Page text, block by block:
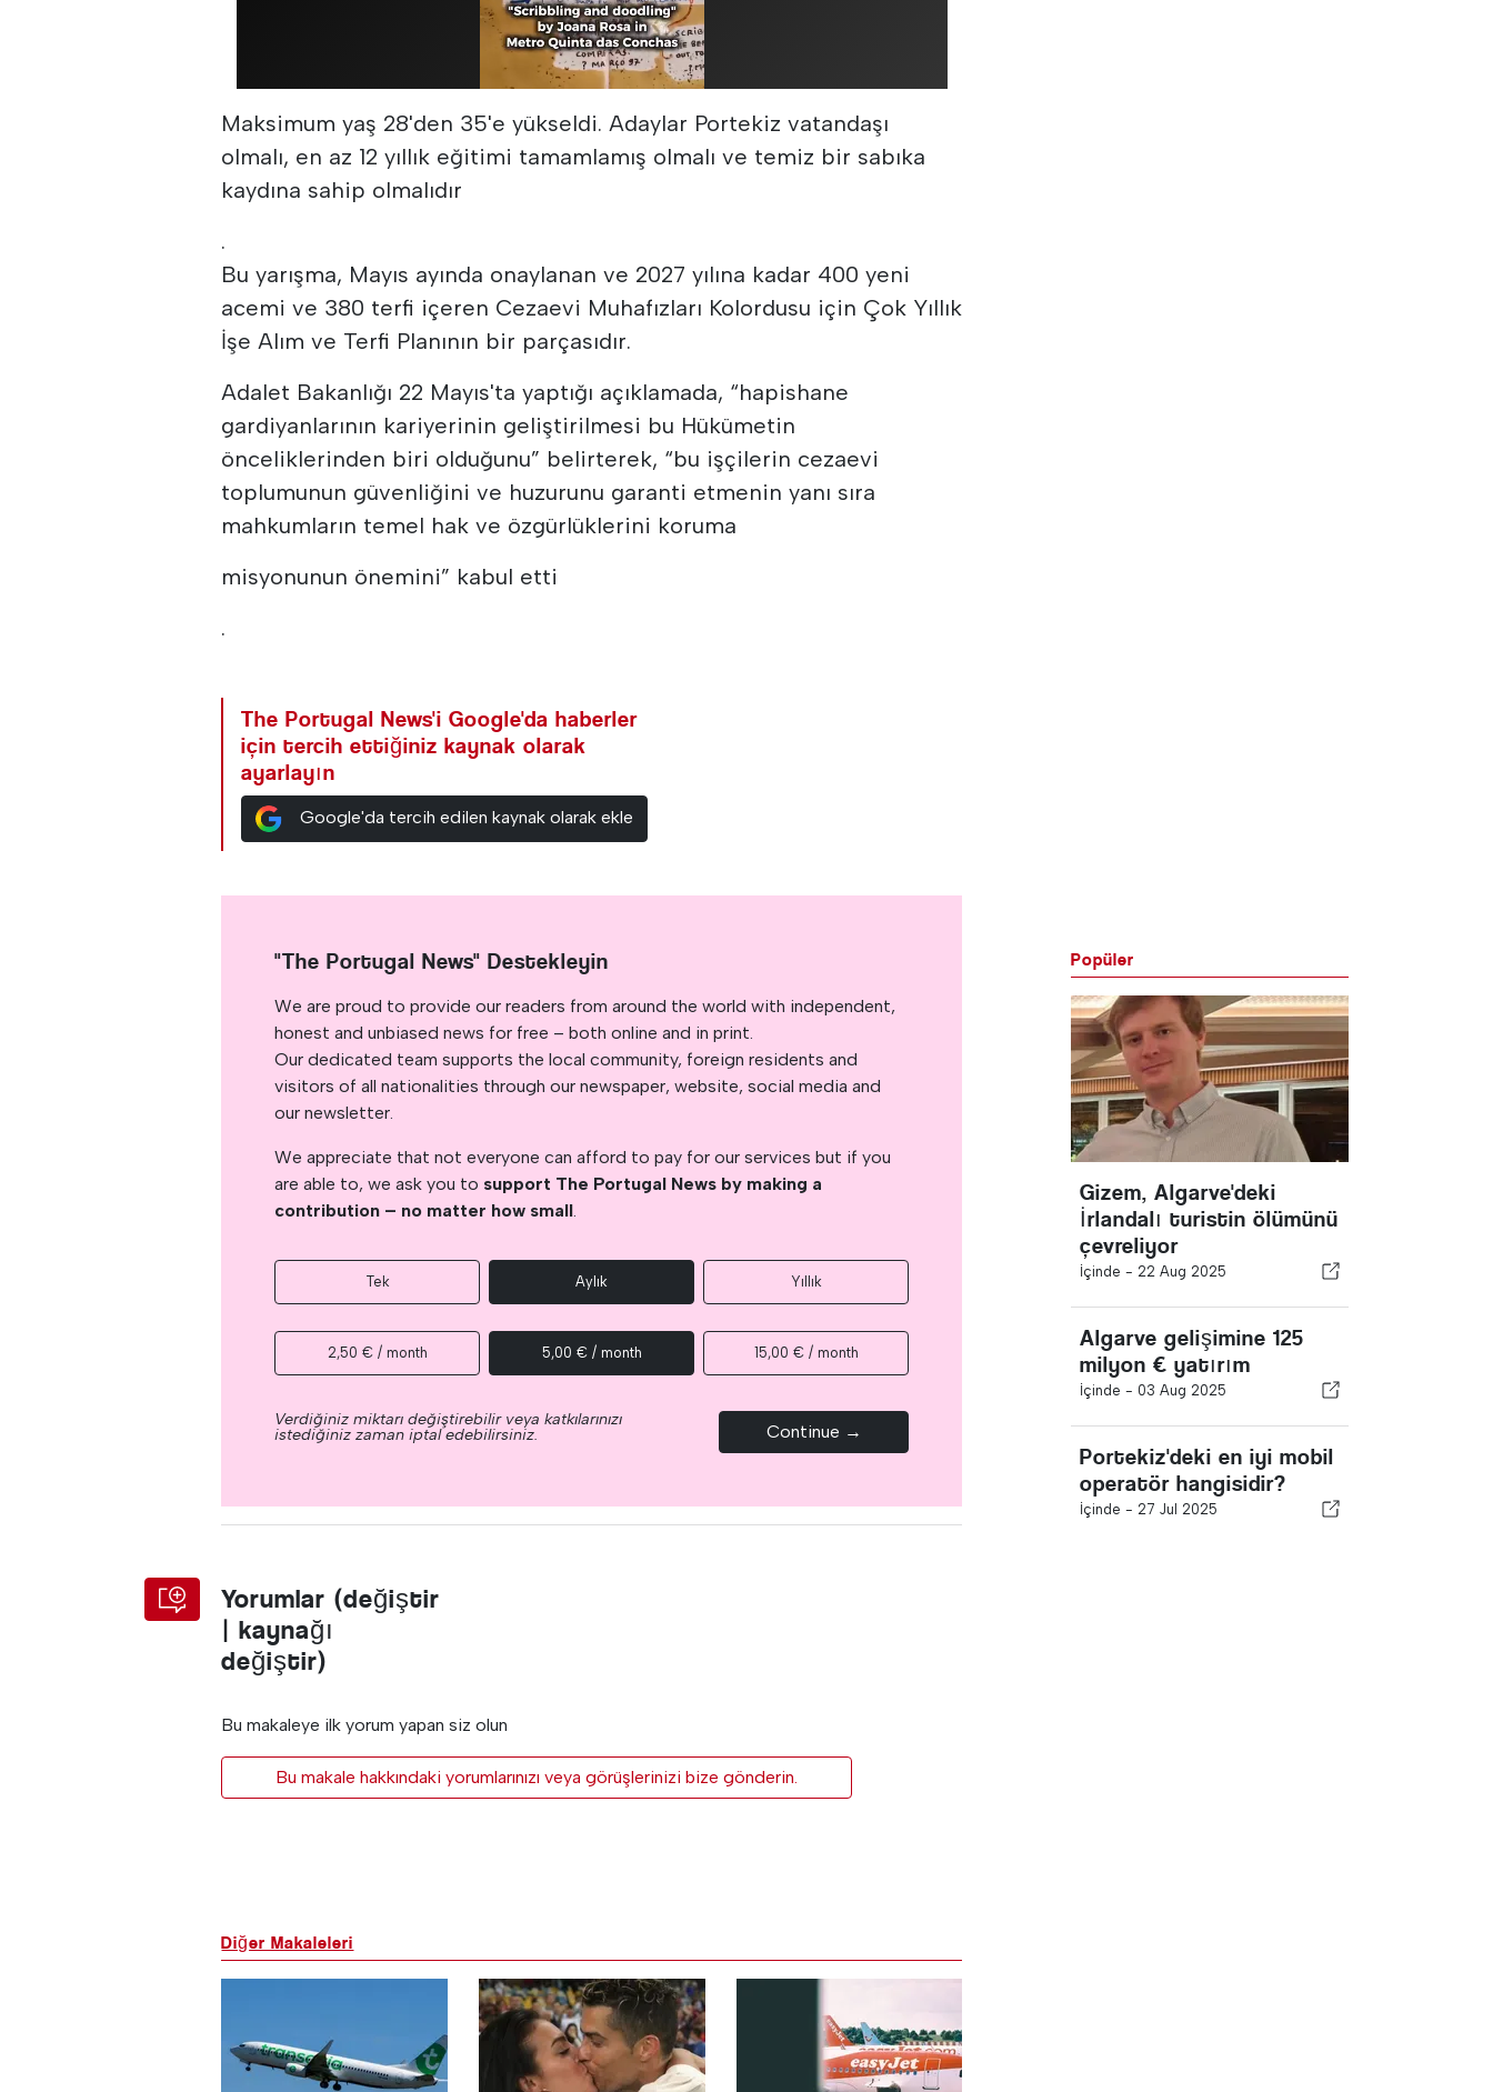
Maksimum yaş 28'den 35'e yükseldi. Adaylar Portekiz vatandaşı
olmalı, en az 12 yıllık eğitimi tamamlamış olmalı ve temiz bir sabıka
kaydına sahip olmalıdır
.
Bu yarışma, Mayıs ayında onaylanan ve 2027 yılına kadar 400 yeni
acemi ve 380 terfi içeren Cezaevi Muhafızları Kolordusu için Çok Yıllık
İşe Alım ve Terfi Planının bir parçasıdır.
Adalet Bakanlığı 22 Mayıs'ta yaptığı açıklamada, “hapishane
gardiyanlarının kariyerinin geliştirilmesi bu Hükümetin
önceliklerinden biri olduğunu” belirterek, “bu işçilerin cezaevi
toplumunun güvenliğini ve huzurunu garanti etmenin yanı sıra
mahkumların temel hak ve özgürlüklerini koruma
misyonunun önemini” kabul etti
.
The Portugal News'i Google'da haberler
için tercih ettiğiniz kaynak olarak
ayarlayın
Google'da tercih edilen kaynak olarak ekle
"The Portugal News" Destekleyin
We are proud to provide our readers from around the world with independent,
honest and unbiased news for free – both online and in print.
Our dedicated team supports the local community, foreign residents and
visitors of all nationalities through our newspaper, website, social media and
our newsletter.
We appreciate that not everyone can afford to pay for our services but if you
are able to, we ask you to support The Portugal News by making a
contribution – no matter how small.
Tek Aylık Yıllık
2,50 € / month 5,00 € / month 15,00 € / month
Verdiğiniz miktarı değiştirebilir veya katkılarınızı
istediğiniz zaman iptal edebilirsiniz. Continue →
Yorumlar (değiştir
| kaynağı
değiştir)
Bu makaleye ilk yorum yapan siz olun
Bu makale hakkındaki yorumlarınızı veya görüşlerinizi bize gönderin.
Popüler
Gizem, Algarve'deki
İrlandalı turistin ölümünü
çevreliyor
İçinde - 22 Aug 2025
Algarve gelişimine 125
milyon € yatırım
İçinde - 03 Aug 2025
Portekiz'deki en iyi mobil
operatör hangisidir?
İçinde - 27 Jul 2025
Diğer Makaleleri